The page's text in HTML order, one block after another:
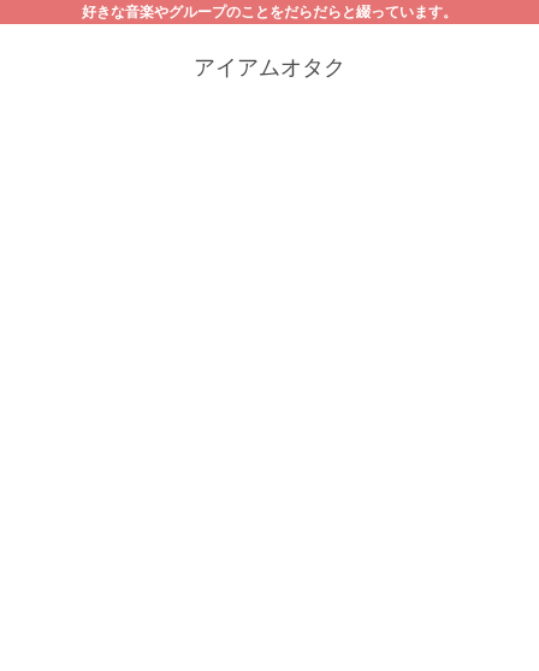
好きな音楽やグループのことをだらだらと綴っています。
アイアムオタク